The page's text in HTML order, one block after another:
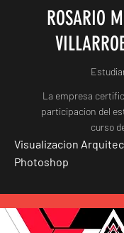
ROSARIO
La empresa
participacion del
curso
Visualizacion
Photoshop